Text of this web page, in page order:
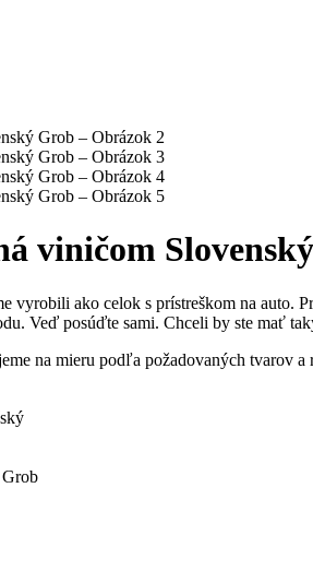
viničom
vyrobili ako celok s prístreškom na auto.
Veď posúďte sami. Chceli by ste mať
na mieru podľa požadovaných tvarov a